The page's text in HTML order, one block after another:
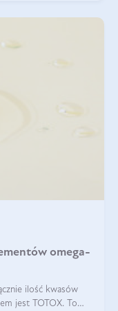
omega-
ilość kwasów
jest TOTOX. To